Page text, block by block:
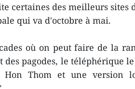
certaines des meilleurs sites
qui va d'octobre à mai.
où on peut faire de la
des pagodes, le téléphérique
Thom et une version